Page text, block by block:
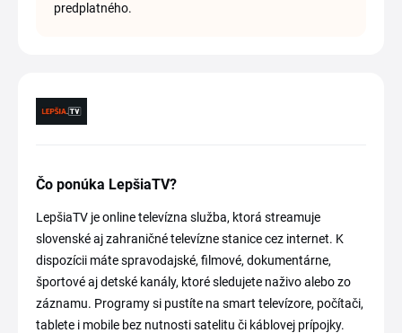
predplatného.
Čo ponúka LepšiaTV?
LepšiaTV je online televízna služba, ktorá streamuje
slovenské aj zahraničné televízne stanice cez internet. K
dispozícii máte spravodajské, filmové, dokumentárne,
športové aj detské kanály, ktoré sledujete naživo alebo zo
záznamu. Programy si pustíte na smart televízore, počítači,
tablete i mobile bez nutnosti satelitu či káblovej prípojky.